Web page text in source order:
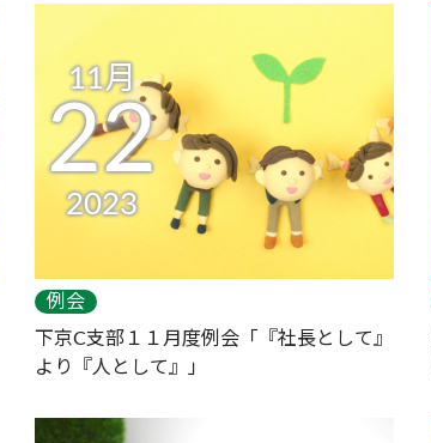
11月
22
2023
例会
下京C支部１１月度例会「『社長として』
より『人として』」